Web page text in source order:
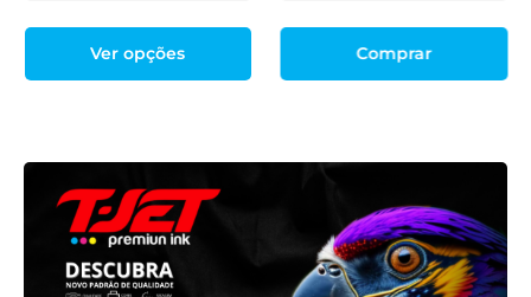
Ver opções Comprar